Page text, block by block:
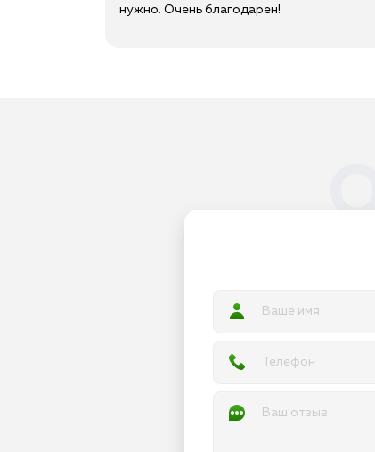
нужно. Очень благодарен!